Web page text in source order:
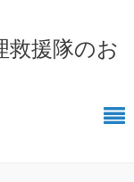
救援隊のお